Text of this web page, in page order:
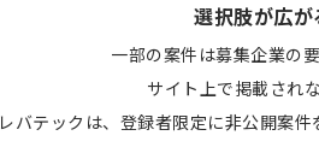
選択肢が広が
一部の案件は募集企業の
サイト上で掲載され
レバテックは、登録者限定に非公開案